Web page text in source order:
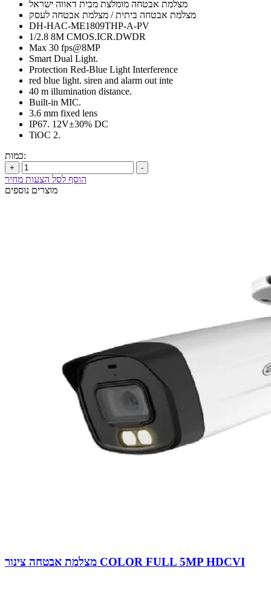
DH-HAC-ME1809THP-A-PV
1/2.8 8M CMOS.ICR.DWDR
Max 30 fps@8MP
Smart Dual Light.
Protection Red-Blue Light Interference
red blue light. siren and alarm out inte
40 m illumination distance.
Built-in MIC.
3.6 mm fixed lens
IP67. 12V±30% DC
TiOC 2.
כמות:
+ -
הוסף לסל הצעות מחיר
מוצרים נוספים
מצלמת אבטחה צינור COLOR FULL 5MP HDCVI